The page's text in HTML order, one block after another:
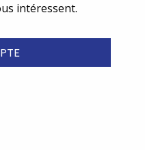
intéressent.